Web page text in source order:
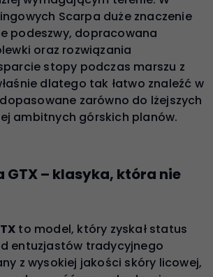
Scarpa duże znaczenie
podeszwy, dopracowana
oraz rozwiązania
stopy podczas marszu z
dlatego tak łatwo znaleźć w
zarówno do lżejszych
ambitnych górskich planów.
GTX – klasyka, która nie
to model, który zyskał status
entuzjastów tradycyjnego
z wysokiej jakości skóry licowej,